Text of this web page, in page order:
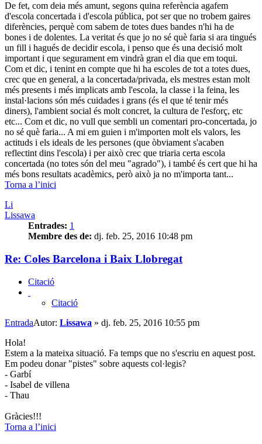
De fet, com deia més amunt, segons quina referència agafem
d'escola concertada i d'escola pública, pot ser que no trobem gaires
diferències, perquè com sabem de totes dues bandes n'hi ha de
bones i de dolentes. La veritat és que jo no sé què faria si ara tingués
un fill i hagués de decidir escola, i penso que és una decisió molt
important i que segurament em vindrà gran el dia que em toqui.
Com et dic, i tenint en compte que hi ha escoles de tot a totes dues,
crec que en general, a la concertada/privada, els mestres estan molt
més presents i més implicats amb l'escola, la classe i la feina, les
instal·lacions són més cuidades i grans (és el que té tenir més
diners), l'ambient social és molt concret, la cultura de l'esforç, etc
etc... Com et dic, no vull que sembli un comentari pro-concertada, jo
no sé què faria... A mi em guien i m'importen molt els valors, les
actituds i els ideals de les persones (que òbviament s'acaben
reflectint dins l'escola) i per això crec que triaria certa escola
concertada (no totes són del meu "agrado"), i també és cert que hi ha
més bons resultats acadèmics, però això ja no m'importa tant...
Torna a l’inici
Li
Lissawa
Entrades: 1
Membre des de: dj. feb. 25, 2016 10:48 pm
Re: Coles Barcelona i Baix Llobregat
Citació
Citació
EntradaAutor: Lissawa » dj. feb. 25, 2016 10:55 pm
Hola!
Estem a la mateixa situació. Fa temps que no s'escriu en aquest post.
Em podeu donar "pistes" sobre aquests col·legis?
- Garbí
- Isabel de villena
- Thau
Gràcies!!!
Torna a l’inici